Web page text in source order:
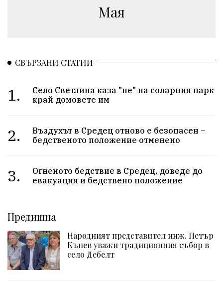
Мая
СВЪРЗАНИ СТАТИИ
1.
Село Светлина каза "не" на соларния парк
край домовете им
2.
Въздухът в Средец отново е безопасен –
бедственото положение отменено
3.
Огненото бедствие в Средец, доведе до
евакуация и бедствено положение
Предишна
Народният представител инж. Петър
Кънев уважи традиционния събор в
село Дебелт